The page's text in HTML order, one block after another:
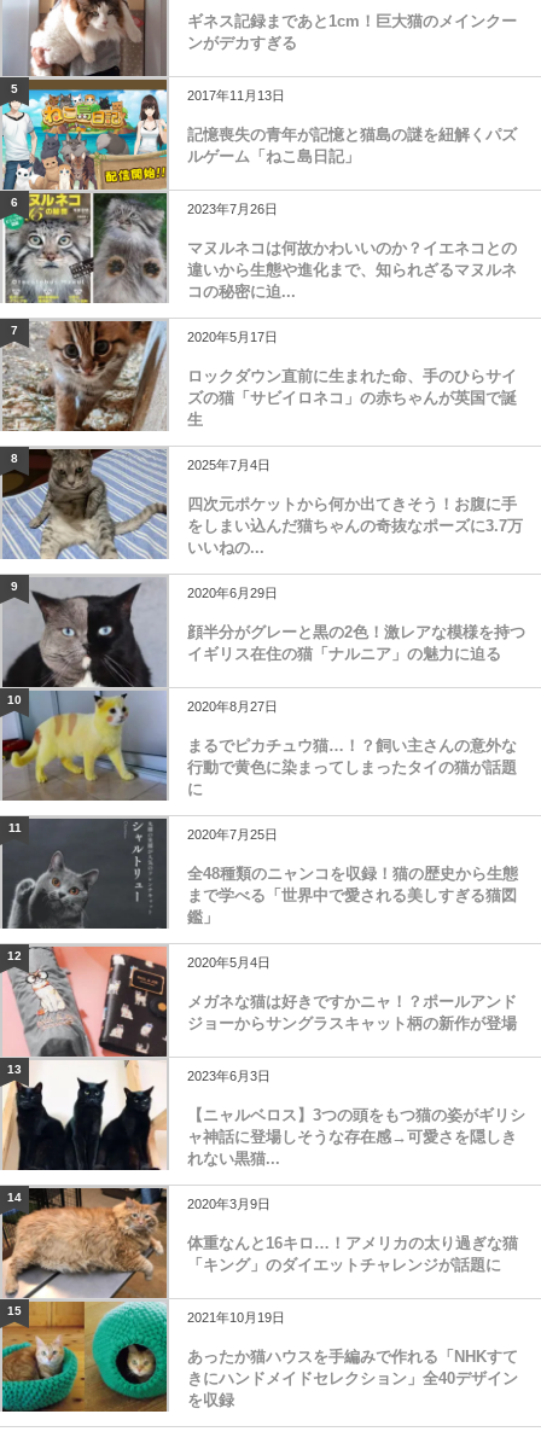
ギネス記録まであと1cm！巨大猫のメインクー
ンがデカすぎる
5 2017年11月13日
記憶喪失の青年が記憶と猫島の謎を紐解くパズ
ルゲーム「ねこ島日記」
6 2023年7月26日
マヌルネコは何故かわいいのか？イエネコとの
違いから生態や進化まで、知られざるマヌルネ
コの秘密に迫...
7 2020年5月17日
ロックダウン直前に生まれた命、手のひらサイ
ズの猫「サビイロネコ」の赤ちゃんが英国で誕
生
8 2025年7月4日
四次元ポケットから何か出てきそう！お腹に手
をしまい込んだ猫ちゃんの奇抜なポーズに3.7万
いいねの...
9 2020年6月29日
顔半分がグレーと黒の2色！激レアな模様を持つ
イギリス在住の猫「ナルニア」の魅力に迫る
10 2020年8月27日
まるでピカチュウ猫…！？飼い主さんの意外な
行動で黄色に染まってしまったタイの猫が話題
に
11 2020年7月25日
全48種類のニャンコを収録！猫の歴史から生態
まで学べる「世界中で愛される美しすぎる猫図
鑑」
12 2020年5月4日
メガネな猫は好きですかニャ！？ポールアンド
ジョーからサングラスキャット柄の新作が登場
13 2023年6月3日
【ニャルベロス】3つの頭をもつ猫の姿がギリシ
ャ神話に登場しそうな存在感→可愛さを隠しき
れない黒猫...
14 2020年3月9日
体重なんと16キロ…！アメリカの太り過ぎな猫
「キング」のダイエットチャレンジが話題に
15 2021年10月19日
あったか猫ハウスを手編みで作れる「NHKすて
きにハンドメイドセレクション」全40デザイン
を収録